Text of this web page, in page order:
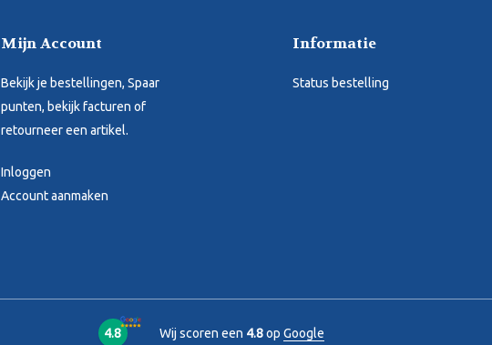
Mijn Account
Bekijk je bestellingen, Spaar
punten, bekijk facturen of
retourneer een artikel.
Inloggen
Account aanmaken
Informatie
Status bestelling
4.8 Wij scoren een 4.8op Google